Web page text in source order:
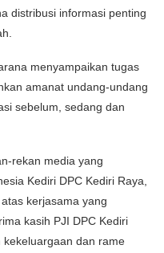
distribusi informasi penting
menyampaikan tugas
amanat undang-undang
sebelum, sedang dan
rekan media yang
Kediri DPC Kediri Raya,
kerjasama yang
kasih PJI DPC Kediri
dan rame